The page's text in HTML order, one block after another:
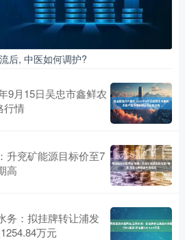
后, 中医如何调护?
9月15日吴忠市鑫鲜农
行情
升兖矿能源目标价至7
高
务：拟挂牌转让浦发
万元